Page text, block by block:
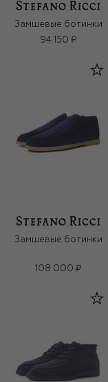
Замшевые ботинки
94 150 ₽
Замшевые ботинки
108 000 ₽